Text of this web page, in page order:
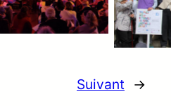
Suivant →